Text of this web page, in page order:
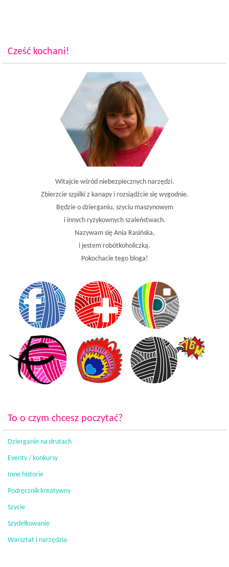
Cześć kochani!
Witajcie wśród niebezpiecznych narzędzi.
Zbierzcie szpilki z kanapy i rozsiądźcie się wygodnie.
Będzie o dzierganiu, szyciu maszynowym
i innych ryzykownych szaleństwach.
Nazywam się Ania Rasińska,
i jestem robótkoholiczką.
Pokochacie tego bloga!
To o czym chcesz poczytać?
Dzierganie na drutach
Eventy / konkursy
Inne historie
Podręcznik kreatywny
Szycie
Szydełkowanie
Warsztat i narzędzia